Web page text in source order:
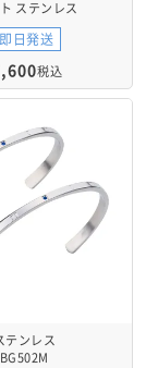
ステンレス
即日発送
税込
テンレス